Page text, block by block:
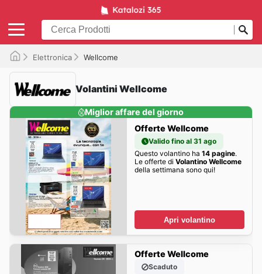
Elettronica Wellcome
Volantini Wellcome
Miglior affare del giorno
Offerte Wellcome
Valido fino al 31 ago
Questo volantino ha 14 pagine.
Le offerte di Volantino Wellcome
della settimana sono qui!
Apri volantino
Offerte Wellcome
Scaduto